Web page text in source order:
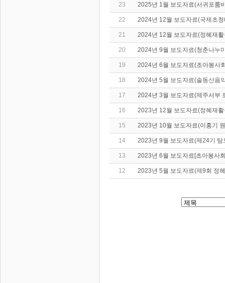
23 2025년 1월 보도자료(서귀포룸
22 2024년 12월 보도자료(국제초
21 2024년 12월 보도자료(정혜재
20 2024년 9월 보도자료(청춘나누
19 2024년 6월 보도자료(초아봉사
18 2024년 5월 보도자료(솔동산음
17 2024년 3월 보도자료(제주서부
16 2023년 12월 보도자료(정혜재
15 2023년 10월 보도자료(이홍기
14 2023년 9월 보도자료(제24기
13 2023년 6월 보도자료[초아봉사
12 2023년 5월 보도자료(제9회 정